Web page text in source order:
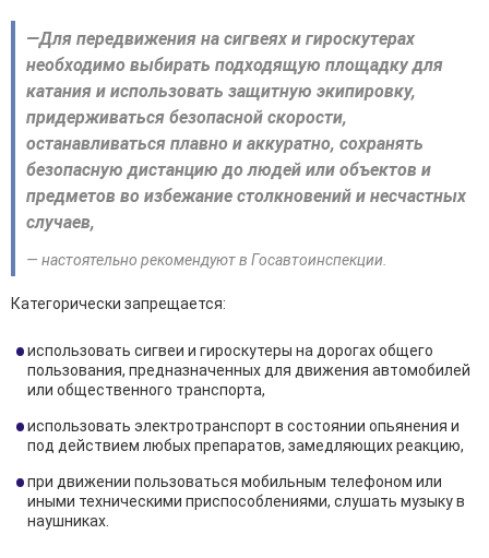
—Для передвижения на сигвеях и гироскутерах
необходимо выбирать подходящую площадку для
катания и использовать защитную экипировку,
придерживаться безопасной скорости,
останавливаться плавно и аккуратно, сохранять
безопасную дистанцию до людей или объектов и
предметов во избежание столкновений и несчастных
случаев,
— настоятельно рекомендуют в Госавтоинспекции.
Категорически запрещается:
использовать сигвеи и гироскутеры на дорогах общего
пользования, предназначенных для движения автомобилей
или общественного транспорта,
использовать электротранспорт в состоянии опьянения и
под действием любых препаратов, замедляющих реакцию,
при движении пользоваться мобильным телефоном или
иными техническими приспособлениями, слушать музыку в
наушниках.